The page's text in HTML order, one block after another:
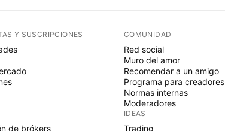
Y SUSCRIPCIONES
de brókers
COMUNIDAD
Red social
Muro del amor
Recomendar a un amigo
Programa para creadores
Normas internas
Moderadores
IDEAS
Trading